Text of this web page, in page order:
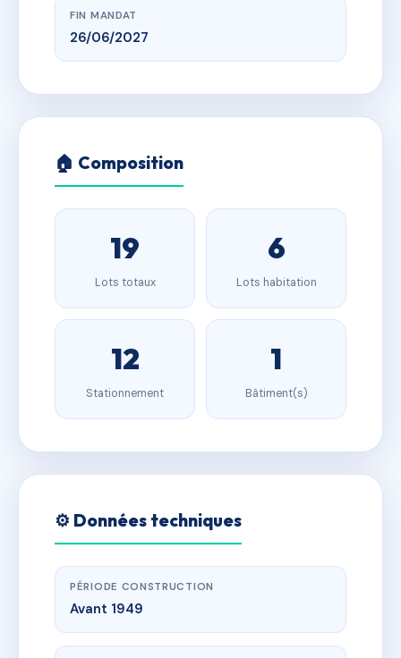
FIN MANDAT
26/06/2027
🏠 Composition
19
Lots totaux
6
Lots habitation
12
Stationnement
1
Bâtiment(s)
⚙️ Données techniques
PÉRIODE CONSTRUCTION
Avant 1949